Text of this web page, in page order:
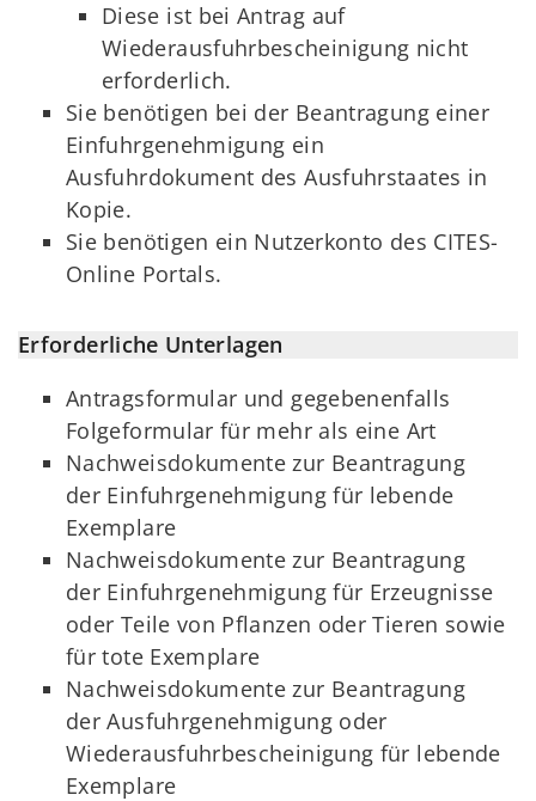
Diese ist bei Antrag auf
Wiederausfuhrbescheinigung nicht
erforderlich.
Sie benötigen bei der Beantragung einer
Einfuhrgenehmigung ein
Ausfuhrdokument des Ausfuhrstaates in
Kopie.
Sie benötigen ein Nutzerkonto des CITES-
Online Portals.
Erforderliche Unterlagen
Antragsformular und gegebenenfalls
Folgeformular für mehr als eine Art
Nachweisdokumente zur Beantragung
der Einfuhrgenehmigung für lebende
Exemplare
Nachweisdokumente zur Beantragung
der Einfuhrgenehmigung für Erzeugnisse
oder Teile von Pflanzen oder Tieren sowie
für tote Exemplare
Nachweisdokumente zur Beantragung
der Ausfuhrgenehmigung oder
Wiederausfuhrbescheinigung für lebende
Exemplare